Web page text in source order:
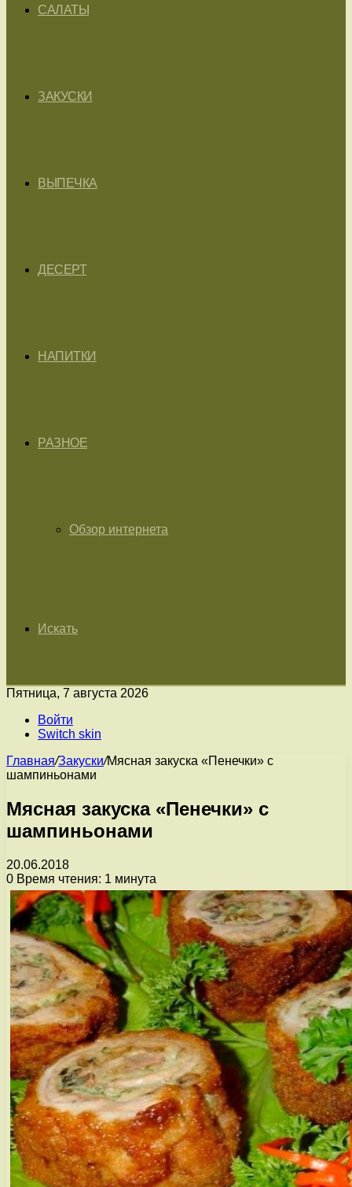
САЛАТЫ
ЗАКУСКИ
ВЫПЕЧКА
ДЕСЕРТ
НАПИТКИ
РАЗНОЕ
Обзор интернета
Искать
Пятница, 7 августа 2026
Войти
Switch skin
Главная/Закуски/Мясная закуска «Пенечки» с
шампиньонами
Мясная закуска «Пенечки» с
шампиньонами
20.06.2018
0 Время чтения: 1 минута